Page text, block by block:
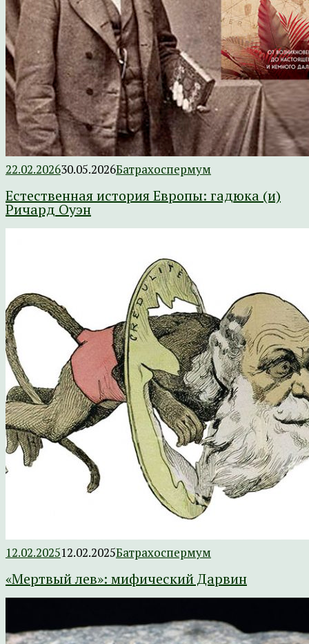
22.02.202630.05.2026Батрахоспермум
Естественная история Европы: гадюка (и)
Ричард Оуэн
12.02.202512.02.2025Батрахоспермум
«Мертвый лев»: мифический Дарвин